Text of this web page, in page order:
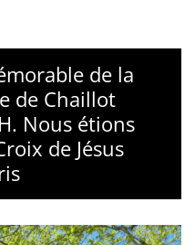
de la
de Chaillot
Nous étions
de Jésus